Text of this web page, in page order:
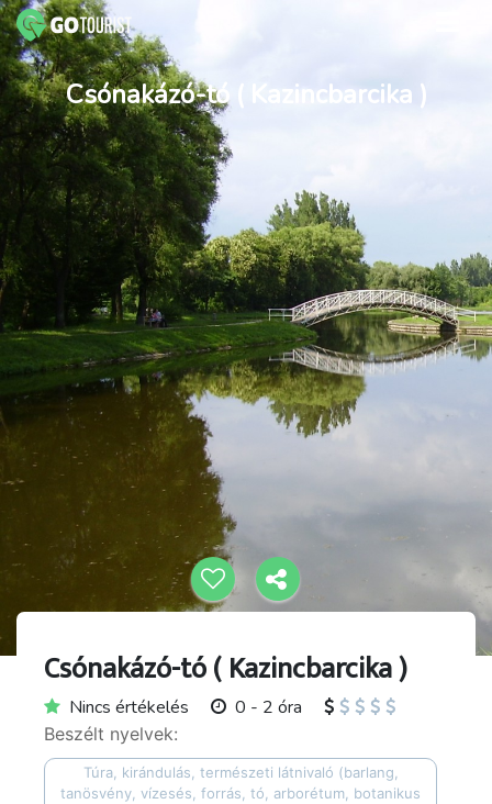
Csónakázó-tó ( Kazincbarcika )
Csónakázó-tó ( Kazincbarcika )
Nincs értékelés 0 - 2 óra
Beszélt nyelvek:
Túra, kirándulás, természeti látnivaló (barlang,
tanösvény, vízesés, forrás, tó, arborétum, botanikus